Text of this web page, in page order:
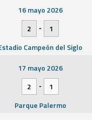
16 mayo 2026
2
-
1
Campeón del Siglo
17 mayo 2026
2
-
1
Parque Palermo